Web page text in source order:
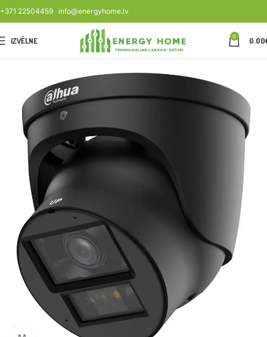
+371 22504459 info@energyhome.lv
IZVĒLNE 0 0.00